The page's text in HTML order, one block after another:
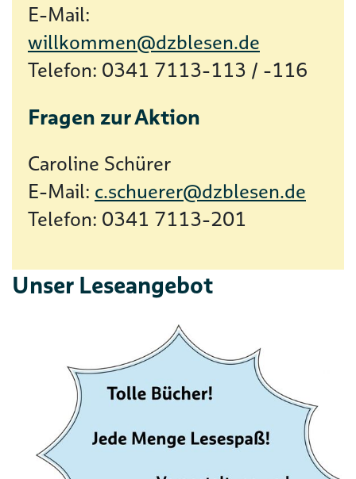
E-Mail:
willkommen@dzblesen.de
Telefon: 0341 7113-113 / -116
Fragen zur Aktion
Caroline Schürer
E-Mail: c.schuerer@dzblesen.de
Telefon: 0341 7113-201
Unser Leseangebot